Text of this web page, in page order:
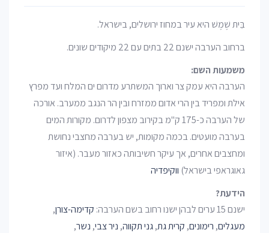
בֵּית שֶׁמֶשׁ היא עיר במחוז ירושלים, בישראל.
ברחוב הערבה ישנם 22 בתים עם 22 מיקודים שונים.
משמעות השם:
הערבה היא עמק צר וארוך המשתרע מדרום ים המלח ועד מפרץ
אילת ומפריד בין הרי אדום ממזרח ובין הר הנגב ממערב. אורכה
של הערבה כ-175 ק"מ בקירוב מצפון לדרום. מקורות המים
בערבה מועטים. בכמה מקומות, יש בערבה מחצבי נחושת
ומחצבים אחרים, אך עיקר חשיבותה כאזור מעבר. (איזור
גאוגראפי בישראל) ווקיפדיה
הידעת?
ישנם 15 ערים לבהן ישנו רחוב בשם הערבה:
קדימה-צורן,
מעגלים, רימונים, קרית גת,גני תקווה, ניר צבי, נשר,